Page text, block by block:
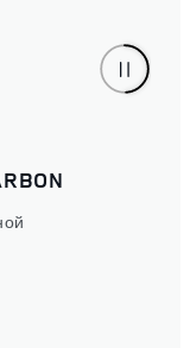
облик. Шесть